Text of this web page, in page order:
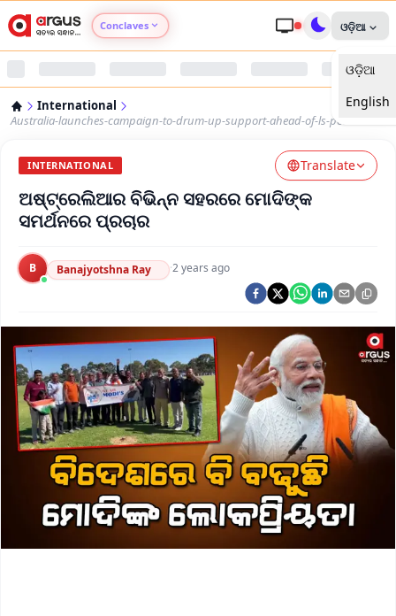
Conclaves
Argus Nari Shakti
Argus Health Connect
Argus Swaad Odisha
Argus Chalo Dekhein Apna Desh
ଓଡ଼ିଆ
ଓଡ଼ିଆ
English
International
Australia-launches-campaign-to-drum-up-support-ahead-of-ls-polls
INTERNATIONAL Translate
ଅଷ୍ଟ୍ରେଲିଆର ବିଭିନ୍ନ ସହରରେ ମୋଦିଙ୍କ
ସମର୍ଥନରେ ପ୍ରଚାର
B Banajyotshna Ray ·2 years ago